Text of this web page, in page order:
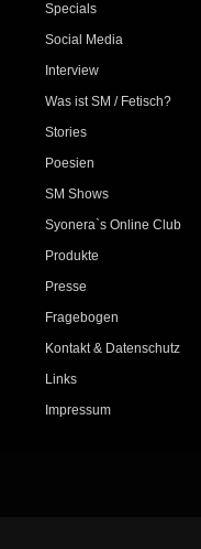
Specials
Social Media
Interview
Was ist SM / Fetisch?
Stories
Poesien
SM Shows
Syonera`s Online Club
Produkte
Presse
Fragebogen
Kontakt & Datenschutz
Links
Impressum